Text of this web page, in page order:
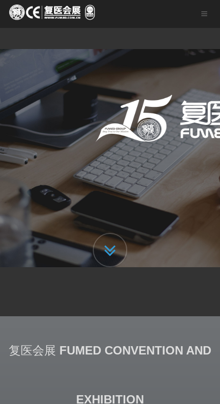
复医会展 FUMED CONVENTION AND
EXHIBITION